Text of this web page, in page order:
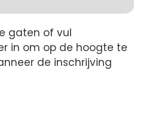
gaten of vul
in om op de hoogte te
de inschrijving